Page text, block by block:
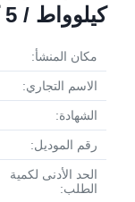
كيلوواط / 5 كيلوواط الحل الشمسي
مكان المنشأ:
الاسم التجاري:
الشهادة:
رقم الموديل:
الحد الأدنى لكمية
الطلب: